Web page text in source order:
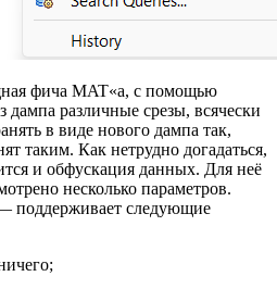
фича MAT«а, с помощью
различные срезы, всячески
в виде нового дампа так,
таким. Как нетрудно догадаться,
и обфускация данных. Для неё
несколько параметров.
поддерживает следующие